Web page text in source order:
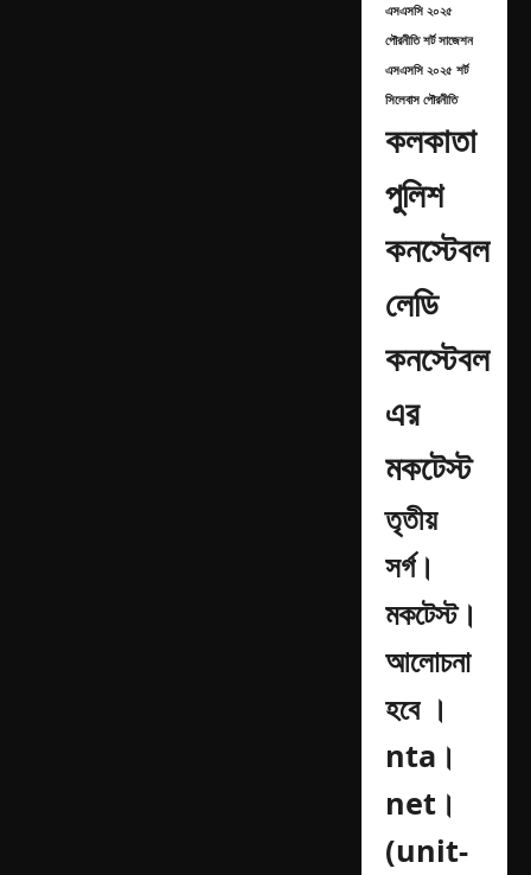
এসএসসি ২০২৫
পৌরনীতি শর্ট সাজেশন
এসএসসি ২০২৫ শর্ট
সিলেবাস পৌরনীতি
কলকাতা
পুলিশ
কনস্টেবল
লেডি
কনস্টেবল
এর
মকটেস্ট
তৃতীয়
সর্গ।
মকটেস্ট।
আলোচনা
হবে ।
nta।
net।
(unit-